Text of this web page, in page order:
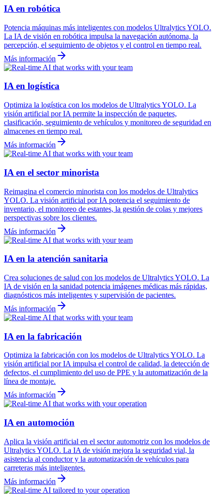
IA en robótica
Potencia máquinas más inteligentes con modelos Ultralytics YOLO.
La IA de visión en robótica impulsa la navegación autónoma, la
percepción, el seguimiento de objetos y el control en tiempo real.
Más información
IA en logística
Optimiza la logística con los modelos de Ultralytics YOLO. La
visión artificial por IA permite la inspección de paquetes,
clasificación, seguimiento de vehículos y monitoreo de seguridad en
almacenes en tiempo real.
Más información
IA en el sector minorista
Reimagina el comercio minorista con los modelos de Ultralytics
YOLO. La visión artificial por IA potencia el seguimiento de
inventario, el monitoreo de estantes, la gestión de colas y mejores
perspectivas sobre los clientes.
Más información
IA en la atención sanitaria
Crea soluciones de salud con los modelos de Ultralytics YOLO. La
IA de visión en la sanidad potencia imágenes médicas más rápidas,
diagnósticos más inteligentes y supervisión de pacientes.
Más información
IA en la fabricación
Optimiza la fabricación con los modelos de Ultralytics YOLO. La
visión artificial por IA impulsa el control de calidad, la detección de
defectos, el cumplimiento del uso de PPE y la automatización de la
línea de montaje.
Más información
IA en automoción
Aplica la visión artificial en el sector automotriz con los modelos de
Ultralytics YOLO. La IA de visión mejora la seguridad vial, la
asistencia al conductor y la automatización de vehículos para
carreteras más inteligentes.
Más información